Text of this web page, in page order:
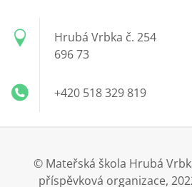
Hrubá Vrbka č. 254
696 73
+420 518 329 819
© Mateřská škola Hrubá
příspěvková organizace,